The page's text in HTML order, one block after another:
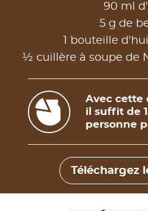
90 ml
5 g de
1 bouteille
½ cuillère à soupe de
Avec cette
il suffit de
personne
Téléchargez